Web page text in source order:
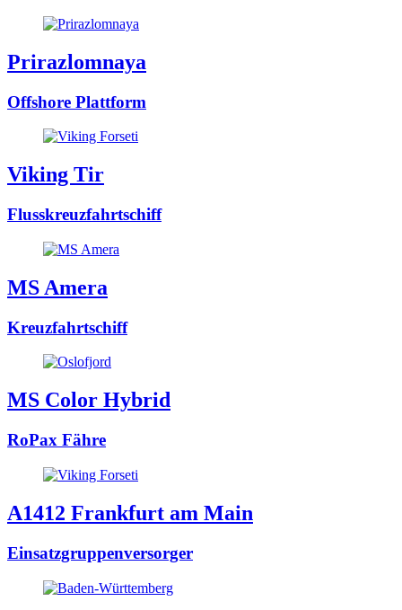
Prirazlomnaya
Offshore Plattform
Viking Tir
Flusskreuzfahrtschiff
MS Amera
Kreuzfahrtschiff
MS Color Hybrid
RoPax Fähre
A1412 Frankfurt am Main
Einsatzgruppenversorger